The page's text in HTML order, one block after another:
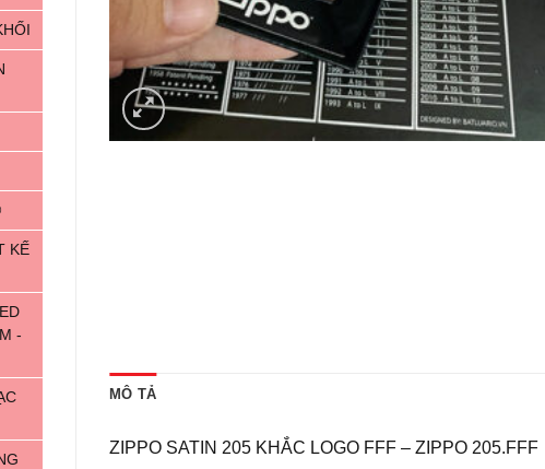
KẾ
-
MÔ TẢ
ZIPPO SATIN 205 KHẮC LOGO FFF – ZIPPO 205.FFF